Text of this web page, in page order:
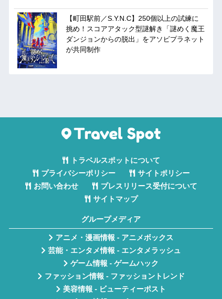
【町田駅前／S.Y.N.C】250個以上の試練に
挑め！スコアアタック型謎解き「謎めく魔王
ダンジョンからの脱出」をアソビプラネット
が共同制作
トラベルスポットについて
プライバシーポリシー
サイトポリシー
お問い合わせ
プレスリリース受付について
サイトマップ
グループメディア
アニメ・漫画情報 - アニメボックス
芸能・エンタメ情報 - エンタメラッシュ
ゲーム情報 - ゲームハック
ファッション情報 - ファッショントレンド
美容情報 - ビューティーポスト